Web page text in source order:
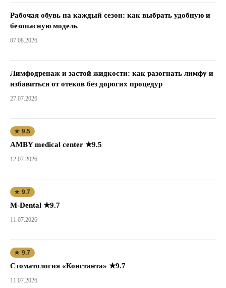
Рабочая обувь на каждый сезон: как выбрать удобную и
безопасную модель
07.08.2026
Лимфодренаж и застой жидкости: как разогнать лимфу и
избавиться от отеков без дорогих процедур
27.07.2026
★ 9.5
AMBY medical center ★9.5
12.07.2026
★ 9.7
M-Dental ★9.7
11.07.2026
★ 9.7
Стоматология «Константа» ★9.7
11.07.2026